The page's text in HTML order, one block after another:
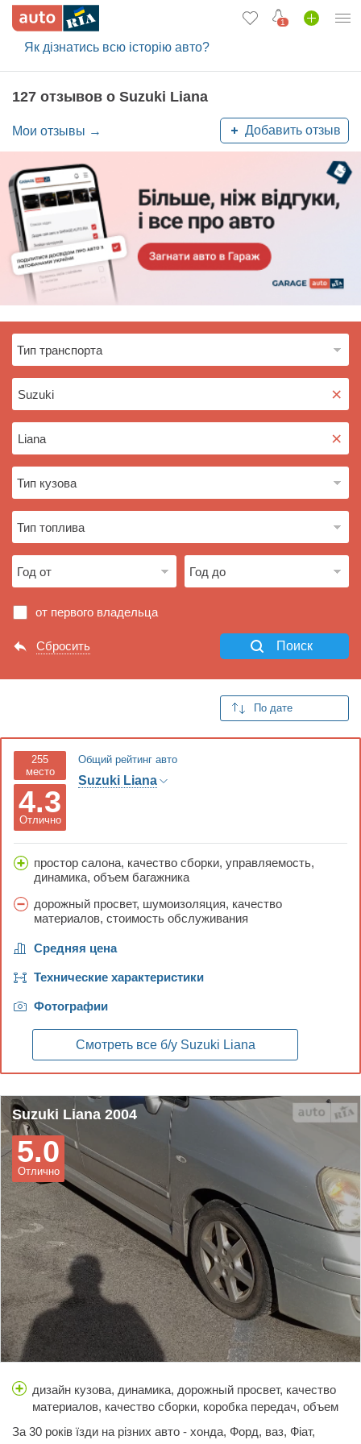
1
Вход в кабинет
Отзывы об авто
Все для авто
Загрузить приложение
Як дізнатись всю історію авто?
127 отзывов о Suzuki Liana
×
×
от первого владельца
Сбросить Поиск
Мои отзывы → Добавить отзыв
255
место
Отлично
4.3
Общий рейтинг авто
Suzuki Liana
простор салона, качество сборки, управляемость,
динамика, объем багажника
дорожный просвет, шумоизоляция, качество
материалов, стоимость обслуживания
Средняя цена
Технические характеристики
Фотографии
Смотреть все б/у Suzuki Liana
Suzuki Liana 2004
Отлично
5.0
дизайн кузова, динамика, дорожный просвет, качество
материалов, качество сборки, коробка передач, объем
обслуживания, тормоза, управляемость, цена,
За 30 років їзди на різних авто - хонда, Форд, ваз, Фіат,